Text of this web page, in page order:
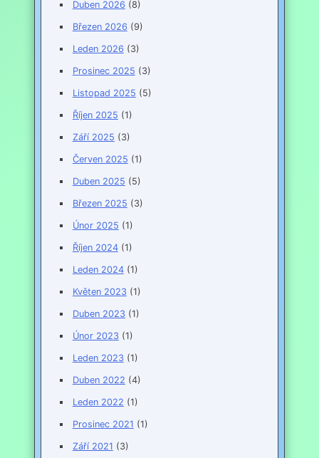
Duben 2026 (8)
Březen 2026 (9)
Leden 2026 (3)
Prosinec 2025 (3)
Listopad 2025 (5)
Říjen 2025 (1)
Září 2025 (3)
Červen 2025 (1)
Duben 2025 (5)
Březen 2025 (3)
Únor 2025 (1)
Říjen 2024(1)
Leden 2024(1)
Květen 2023(1)
Duben 2023(1)
Únor 2023(1)
Leden 2023(1)
Duben 2022 (4)
Leden 2022 (1)
Prosinec 2021 (1)
Září 2021 (3)